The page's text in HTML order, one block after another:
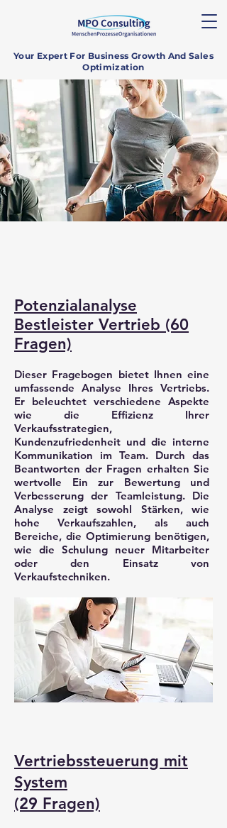
Your Expert For Business Growth And Sales
Optimization
Potenzialanalyse
Bestleister Vertrieb (60
Fragen)
Dieser Fragebogen bietet Ihnen eine
umfassende Analyse Ihres Vertriebs.
Er beleuchtet verschiedene Aspekte
wie die Effizienz Ihrer
Verkaufsstrategien,
Kundenzufriedenheit und die interne
Kommunikation im Team. Durch das
Beantworten der Fragen erhalten Sie
wertvolle Ein zur Bewertung und
Verbesserung der Teamleistung. Die
Analyse zeigt sowohl Stärken, wie
hohe Verkaufszahlen, als auch
Bereiche, die Optimierung benötigen,
wie die Schulung neuer Mitarbeiter
oder den Einsatz von
Verkaufstechniken.
Vertriebssteuerung mit
System
(29 Fragen)